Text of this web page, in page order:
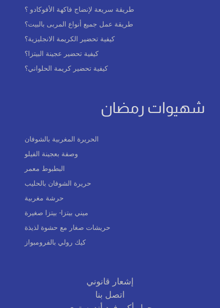
طريقة سريعة لإنضاج فاكهة الأفوكادو ؟
طريقة عمل جميع أنواع المربى بالبيت؟
كيفية تحضير الكريمة الانجليزية؟
كيفية تحضير عجينة البيتزا؟
كيفية تحضير كريمة الحلواني؟
شهيوات رمضان
الحريرة المغربية بالشوفان
وصفة بعجينة الفيلو
البطبوط معمر
حريرة الشوفان بالحليب
حرشة مغربية
ميني بيتزا- بيتزا صغيرة
حريشات صغار مع حشوة لذيذة
كيك رولي بالفرومبواز
إشعار قانوني
اتصل بنا